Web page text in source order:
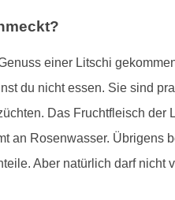
einer Litschi
du nicht essen. Sie sind
Das Fruchtfleisch
an Rosenwasser. Übrigens
Aber natürlich darf